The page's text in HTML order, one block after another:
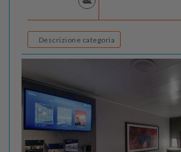
Descrizione categoria